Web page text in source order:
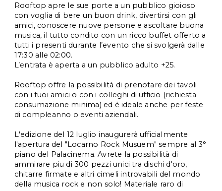
Rooftop apre le sue porte a un pubblico gioioso
con voglia di bere un buon drink, divertirsi con gli
amici, conoscere nuove persone e ascoltare buona
musica, il tutto condito con un ricco buffet offerto a
tutti i presenti durante l’evento che si svolgerà dalle
17:30 alle 02:00.
L’entrata è aperta a un pubblico adulto +25.
Rooftop offre la possibilità di prenotare dei tavoli
con i tuoi amici o con i colleghi di ufficio (richiesta
consumazione minima) ed é ideale anche per feste
di compleanno o eventi aziendali.
L'edizione del 12 luglio inaugurerà ufficialmente
l'apertura del "Locarno Rock Musuem" sempre al 3°
piano del Palacinema. Avrete la possibilità di
ammirare piu di 300 pezzi unici tra dischi d'oro,
chitarre firmate e altri cimeli introvabili del mondo
della musica rock e non solo! Materiale raro di